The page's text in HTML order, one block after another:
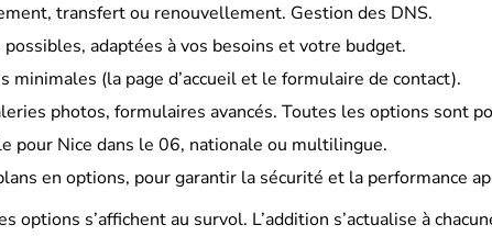
transfert ou renouvellement. Gestion des DNS.
adaptées à vos besoins et votre budget.
minimales (la page d’accueil et le formulaire de contact).
photos, formulaires avancés. Toutes les options sont
pour Nice dans le 06, nationale ou multilingue.
en options, pour garantir la sécurité et la performance
options s’affichent au survol. L’addition s’actualise à